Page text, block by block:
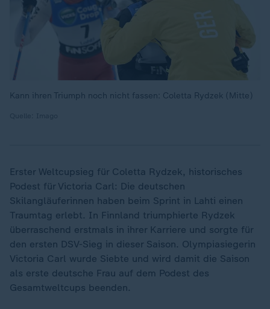
Kann ihren Triumph noch nicht fassen: Coletta Rydzek (Mitte)
Erster Weltcupsieg für Coletta Rydzek, historisches
Podest für Victoria Carl: Die deutschen
Skilangläuferinnen haben beim Sprint in Lahti einen
Traumtag erlebt. In Finnland triumphierte Rydzek
überraschend erstmals in ihrer Karriere und sorgte für
den ersten DSV-Sieg in dieser Saison. Olympiasiegerin
Victoria Carl wurde Siebte und wird damit die Saison
als erste deutsche Frau auf dem Podest des
Gesamtweltcups beenden.